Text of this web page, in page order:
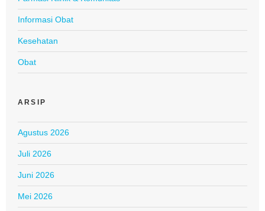
Informasi Obat
Kesehatan
Obat
ARSIP
Agustus 2026
Juli 2026
Juni 2026
Mei 2026